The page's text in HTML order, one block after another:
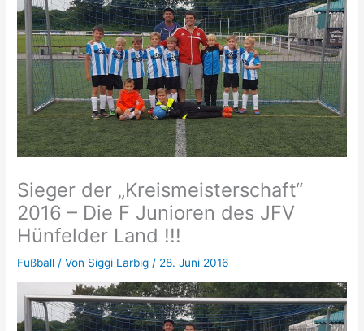
Sieger der „Kreismeisterschaft“
2016 – Die F Junioren des JFV
Hünfelder Land !!!
Fußball / Von Siggi Larbig / 28. Juni 2016